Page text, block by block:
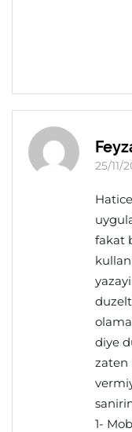
25/11/
fakat
diye
zaten
1-